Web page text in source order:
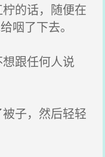
的话，随便在
咽了下去。
跟任何人说
子，然后轻轻